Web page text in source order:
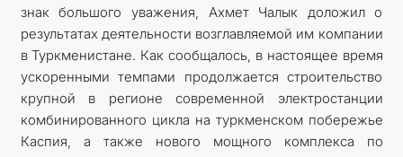
знак большого уважения, Ахмет Чалык доложил о
результатах деятельности возглавляемой им компании
в Туркменистане. Как сообщалось, в настоящее время
ускоренными темпами продолжается строительство
крупной в регионе современной электростанции
комбинированного цикла на туркменском побережье
Каспия, а также нового мощного комплекса по